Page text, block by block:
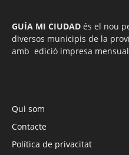
GUÍA MI CIUDAD és el nou
diversos municipis de la
amb edició impresa
Qui som
Contacte
Política de privacitat